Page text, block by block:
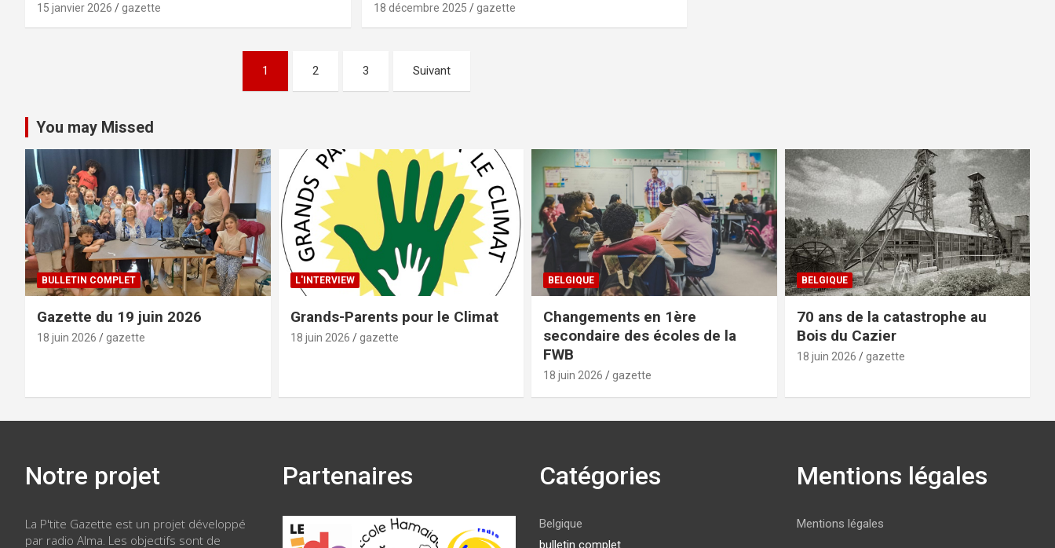
15 janvier 2026 gazette 18 décembre 2025 gazette
publications
1 2 3 Suivant
You may Missed
BULLETIN COMPLET
Gazette du 19 juin 2026
18 juin 2026 gazette
L'INTERVIEW
Grands-Parents pour le Climat
18 juin 2026 gazette
BELGIQUE
Changements en 1ère
secondaire des écoles de la
FWB
18 juin 2026 gazette
BELGIQUE
70 ans de la catastrophe au
Bois du Cazier
18 juin 2026 gazette
Notre projet
La P'tite Gazette est un projet développé
par radio Alma. Les objectifs sont de
Partenaires Catégories
Belgique
Mentions légales
Mentions légales